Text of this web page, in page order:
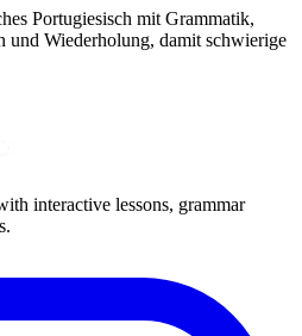
Portugiesisch mit Grammatik,
und Wiederholung, damit schwierige
interactive lessons, grammar